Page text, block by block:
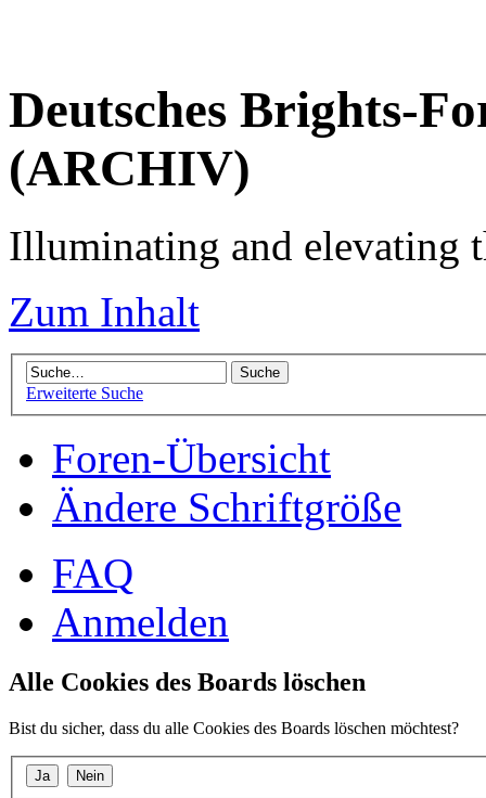
Deutsches Brights-
(ARCHIV)
Illuminating and elevating
Zum Inhalt
Erweiterte Suche
Foren-Übersicht
Ändere Schriftgröße
FAQ
Anmelden
Alle Cookies des Boards löschen
Bist du sicher, dass du alle Cookies des Boards löschen möchtest?